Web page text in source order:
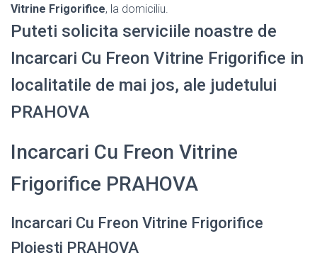
Vitrine Frigorifice, la domiciliu.
Puteti solicita serviciile noastre de
Incarcari Cu Freon Vitrine Frigorifice in
localitatile de mai jos, ale judetului
PRAHOVA
Incarcari Cu Freon Vitrine
Frigorifice PRAHOVA
Incarcari Cu Freon Vitrine Frigorifice
Ploiesti PRAHOVA